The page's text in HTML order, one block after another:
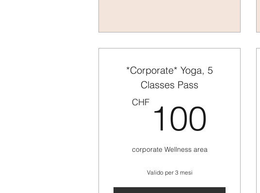
*Corporate* Yoga, 5
Classes Pass
CHF 100
corporate Wellness area
Valido per 3 mesi